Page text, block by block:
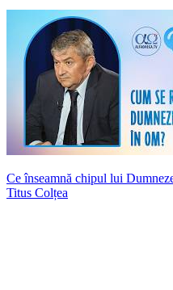
Ce înseamnă chipul lui
Titus Colțea